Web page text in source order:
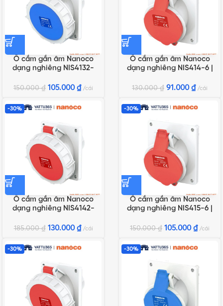
Ổ cắm gắn âm Nanoco
dạng nghiêng NIS4132-
150.000₫ 105.000 ₫ cái
Ổ cắm gắn âm Nanoco
dạng nghiêng NIS414-6 |
130.000₫ 91.000 ₫ cái
-30%
Ổ cắm gắn âm Nanoco
dạng nghiêng NIS4142-
185.000₫ 130.000 ₫ cái
-30%
Ổ cắm gắn âm Nanoco
dạng nghiêng NIS415-6 |
150.000₫ 105.000 ₫ cái
-30% -30%